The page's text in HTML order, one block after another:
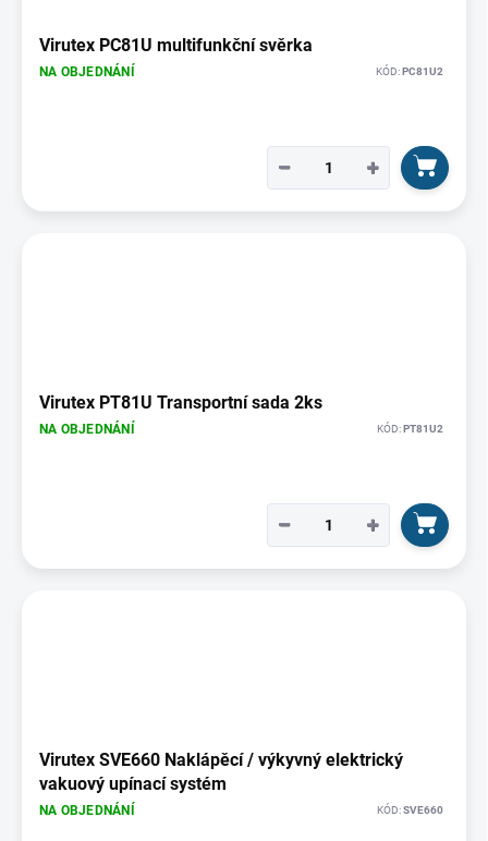
Virutex PC81U multifunkční svěrka
NA OBJEDNÁNÍ KÓD:PC81U2
+
−
Virutex PT81U Transportní sada 2ks
NA OBJEDNÁNÍ KÓD:PT81U2
+
−
Virutex SVE660 Naklápěcí / výkyvný elektrický
vakuový upínací systém
NA OBJEDNÁNÍ KÓD:SVE660